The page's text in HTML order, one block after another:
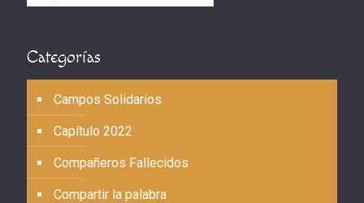
Categorías
Campos Solidarios
Capítulo 2022
Compañeros Fallecidos
Compartir la palabra